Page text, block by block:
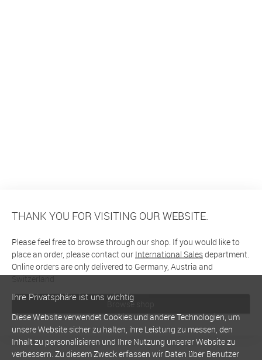
THANK YOU FOR VISITING OUR WEBSITE.
Please feel free to browse through our shop. If you would like to
place an order, please contact our International Salesdepartment.
Online orders are only delivered to Germany, Austria and
Switzerland
Browse shop
Ihre Privatsphäre ist uns wichtig
Diese Website verwendet Cookies und andere Technologien, um
unsere Website sicher zu halten, ihre Leistung zu messen, den
Inhalt zu personalisieren und Ihre Nutzung unserer Website zu
verbessern. Zu diesem Zweck erfassen wir Daten über Benutzer